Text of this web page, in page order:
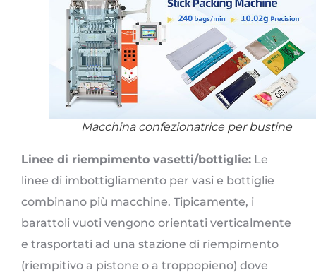
Macchina confezionatrice per bustine
Linee di riempimento vasetti/bottiglie: Le
linee di imbottigliamento per vasi e bottiglie
combinano più macchine. Tipicamente, i
barattoli vuoti vengono orientati verticalmente
e trasportati ad una stazione di riempimento
(riempitivo a pistone o a troppopieno) dove